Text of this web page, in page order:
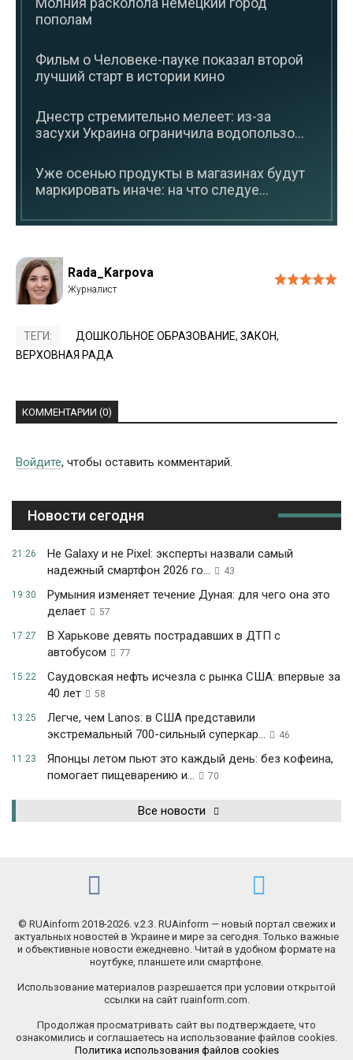
пополам
Фильм о Человеке-пауке показал второй
лучший старт в истории кино
Днестр стремительно мелеет: из-за
засухи Украина ограничила водопользо...
Уже осенью продукты в магазинах будут
маркировать иначе: на что следуе...
Rada_Karpova
ТЕГИ: ДОШКОЛЬНОЕ ОБРАЗОВАНИЕ, ЗАКОН,
ВЕРХОВНАЯ РАДА
КОММЕНТАРИИ (0)
Войдите, чтобы оставить комментарий.
Новости сегодня
21:26
Не Galaxy и не Pixel: эксперты назвали самый
надежный смартфон 2026 го...
43
19:30
Румыния изменяет течение Дуная: для чего она это
делает
57
17:27
В Харькове девять пострадавших в ДТП с
автобусом
77
15:22
Саудовская нефть исчезла с рынка США: впервые за
40 лет
58
13:25
Легче, чем Lanos: в США представили
экстремальный 700-сильный суперкар...
46
11:23
Японцы летом пьют это каждый день: без кофеина,
помогает пищеварению и...
70
Все новости
© RUAinform 2018-2026. v.2.3. RUAinform — новый портал свежих и
актуальных новостей в Украине и мире за сегодня. Только важные
и объективные новости ежедневно. Читай в удобном формате на
ноутбуке, планшете или смартфоне.
Использование материалов разрешается при условии открытой
ссылки на сайт ruainform.com.
Продолжая просматривать сайт вы подтверждаете, что
ознакомились и соглашаетесь на использование файлов cookies.
Политика использования файлов cookies